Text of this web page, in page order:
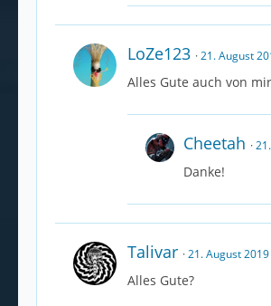
LoZe123 21. August
Alles Gute auch von
Cheetah
Danke!
Talivar 21. August 2019
Alles Gute?